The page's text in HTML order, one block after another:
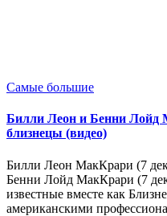
Опубликовано
Самые большие
Билли Леон и Бенни
близнецы (видео)
Билли Леон МакКрари (7
Бенни Лойд МакКрари (7
известные вместе как
американскими